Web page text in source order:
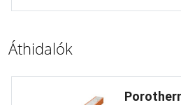
Áthidalók